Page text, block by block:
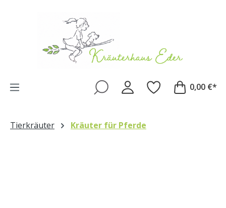
0,00 €*
Tierkräuter Kräuter für Pferde